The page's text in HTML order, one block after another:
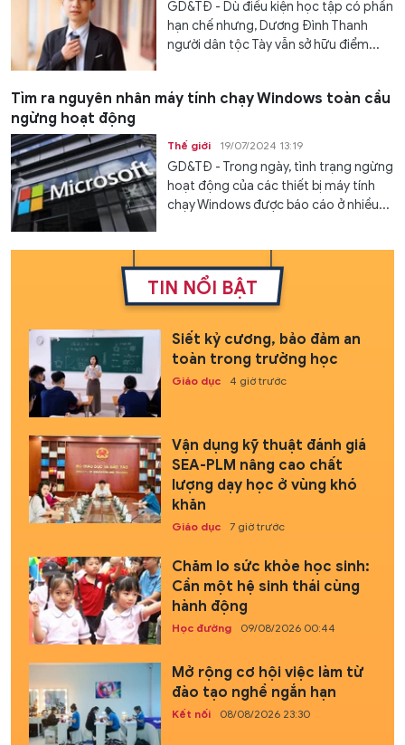
GD&TĐ - Dù điều kiện học tập có phần
hạn chế nhưng, Dương Đình Thanh
người dân tộc Tày vẫn sở hữu điểm...
Tìm ra nguyên nhân máy tính chạy Windows toàn cầu
ngừng hoạt động
Thế giới 19/07/2024 13:19
GD&TĐ - Trong ngày, tình trạng ngừng
hoạt động của các thiết bị máy tính
chạy Windows được báo cáo ở nhiều...
TIN NỔI BẬT
Siết kỷ cương, bảo đảm an
toàn trong trường học
Giáo dục 4 giờ trước
Vận dụng kỹ thuật đánh giá
SEA-PLM nâng cao chất
lượng dạy học ở vùng khó
khăn
Giáo dục 7 giờ trước
Chăm lo sức khỏe học sinh:
Cần một hệ sinh thái cùng
hành động
Học đường 09/08/2026 00:44
Mở rộng cơ hội việc làm từ
đào tạo nghề ngắn hạn
Kết nối 08/08/2026 23:30